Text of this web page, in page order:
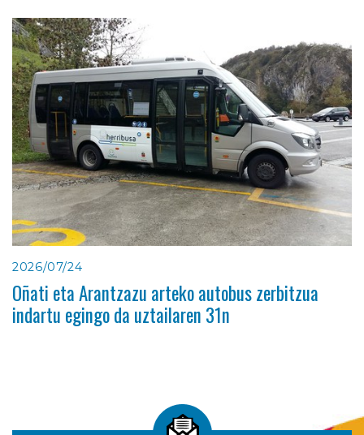
2026/07/24
Oñati eta Arantzazu arteko autobus zerbitzua
indartu egingo da uztailaren 31n